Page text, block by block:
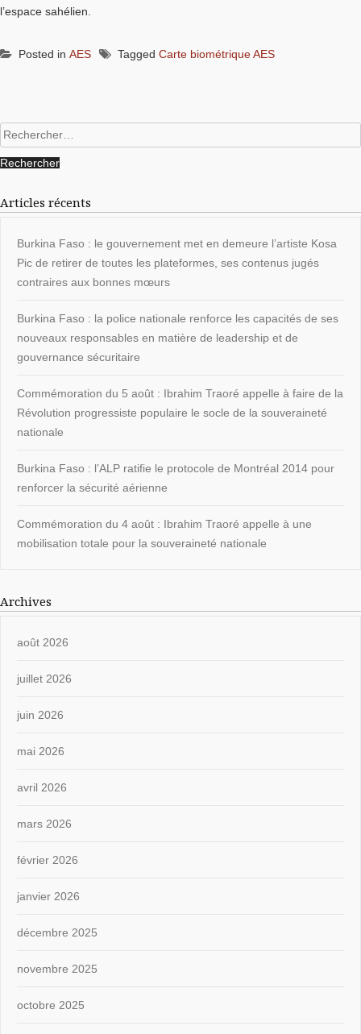
l’espace sahélien.
Posted in AES Tagged Carte biométrique AES
Rechercher :
Articles récents
Burkina Faso : le gouvernement met en demeure l’artiste Kosa
Pic de retirer de toutes les plateformes, ses contenus jugés
contraires aux bonnes mœurs
Burkina Faso : la police nationale renforce les capacités de ses
nouveaux responsables en matière de leadership et de
gouvernance sécuritaire
Commémoration du 5 août : Ibrahim Traoré appelle à faire de la
Révolution progressiste populaire le socle de la souveraineté
nationale
Burkina Faso : l’ALP ratifie le protocole de Montréal 2014 pour
renforcer la sécurité aérienne
Commémoration du 4 août : Ibrahim Traoré appelle à une
mobilisation totale pour la souveraineté nationale
Archives
août 2026
juillet 2026
juin 2026
mai 2026
avril 2026
mars 2026
février 2026
janvier 2026
décembre 2025
novembre 2025
octobre 2025